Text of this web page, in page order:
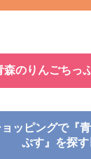
森のりんごちっ
ッピングで『
ぷす』を探